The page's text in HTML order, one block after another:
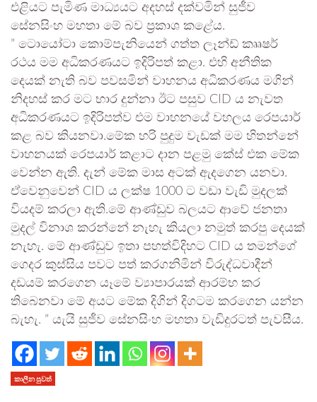
එළියට පැමිණ මාධ්‍යයට අදහස් දක්වමින් සුජීව
සේනසිංහ මහතා මේ බව ප්‍රකාශ කළේය.
” ටොයෝටා කොම්පැනියෙන් ගත්ත ලෑන්ඩ් කෲෂර්
රථය මම අධිකරණයට ඉදිරිපත් කළා. එහි අනීතික
දෙයක් නැති බව පවසමින් වාහනය අධිකරණය මගින්
නිදහස් කර මට භාර දුන්නා ඊට පසුව CID ය නැවත
අධිකරණයට ඉදිරිපත්ව එම වාහනයේ වහලය රෙපයාර්
කළ බව කියනවා.මේක හරි පුදුම වැඩක් මම හිතන්නේ
වාහනයක් රෙපයාර් කළාට දාන පළමු කේස් එක මේක
වෙන්න ඇති. දැන් මේක මාස අටක් ඇදගෙන යනවා.
ඒවෙනුවෙන් CID ය ලක්ෂ 1000 ට වඩා වැඩි මුදලක්
වියදම් කරලා ඇති.මේ ආණ්ඩුව බලයට ආවේ ජනතා
මුදල් විනාශ කරන්නේ නැහැ කියලා නමුත් කරපු දෙයක්
නැහැ. මේ ආණ්ඩුව ඉතා පහත්විදිහට CID ය තමන්ගේ
ගෙදර කුස්සිය පවට පත් කරගනිමින් විරුද්ධවාදීන්
දඩයම් කරගෙන යෑමේ ව්‍යාපාරයක් ආරම්භ කර
තිබෙනවා මේ අයට මේක දිගින් දිගටම කරගෙන යන්න
බැහැ. ” යැයි සුජීව සේනසිංහ මහතා වැඩිදුරටත් පැවසීය.
කාලීන පුවත්